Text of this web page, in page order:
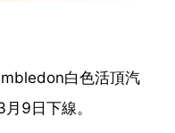
白色活頂汽
9日下線。